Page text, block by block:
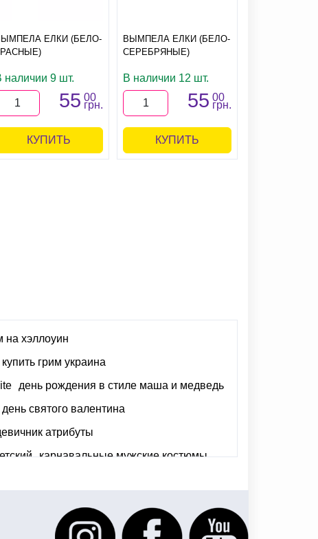
ЕЛКИ (БЕЛО-
наличии 9 шт.
55 00
грн.
КУПИТЬ
ВЫМПЕЛА ЕЛКИ (БЕЛО-
СЕРЕБРЯНЫЕ)
В наличии 12 шт.
55 00
грн.
КУПИТЬ
на хэллоуин
купить грим украина
день рождения в стиле маша и медведь
святого валентина
атрибуты
карнавальные мужские костюмы